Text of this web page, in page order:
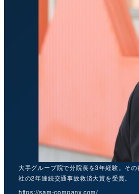
大手グループ院で分院長を3年経験。そ
社の2年連続交通事故救済大賞を受賞。
https://sam-company.com/